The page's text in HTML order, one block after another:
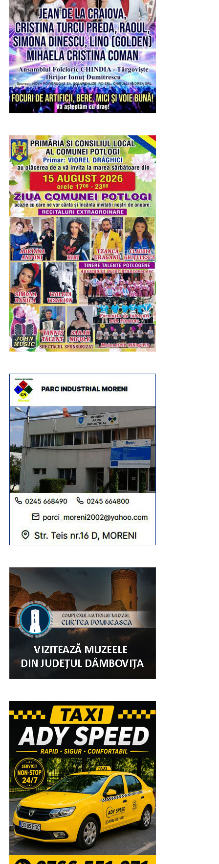
se va realiza printr-o intersecție rotativă.
VIDEO
RECLAMA
Urmărește Incomod Media și pe Google News